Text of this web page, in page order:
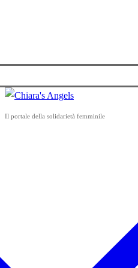
Il portale della solidarietà femminile